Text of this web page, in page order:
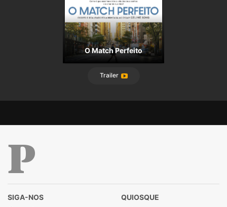
O Match Perfeito
Trailer
SIGA-NOS
QUIOSQUE